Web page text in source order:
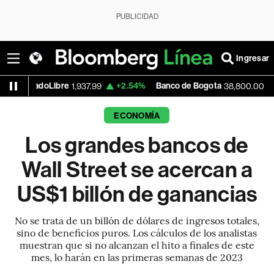
PUBLICIDAD
Ingresar
1,937.99 +2.54% Banco de Bogota 38,800.00 0.00%
ECONOMÍA
Los grandes bancos de
Wall Street se acercan a
US$1 billón de ganancias
No se trata de un billón de dólares de ingresos totales,
sino de beneficios puros. Los cálculos de los analistas
muestran que si no alcanzan el hito a finales de este
mes, lo harán en las primeras semanas de 2023